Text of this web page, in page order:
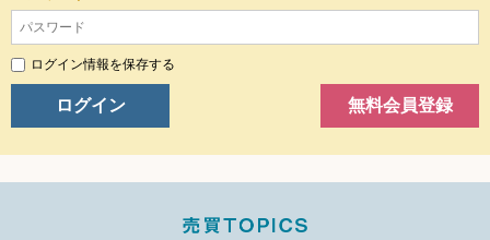
ログイン情報を保存する
ログイン 無料会員登録